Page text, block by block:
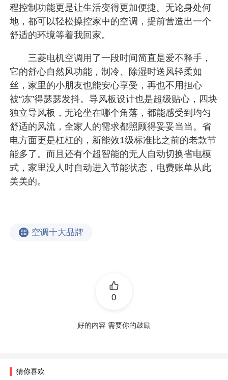
程控制功能更是让生活变得更加便捷。无论身处何
地，都可以轻松操控家中的空调，提前营造出一个
舒适的环境等着我回家。
三菱电机空调用了一段时间简直是爱不释手，
它的舒心自然风功能，制冷、除湿时送风轻柔如
丝，家里的小朋友也能安心享受，再也不用担心
被“冻”得瑟瑟发抖。导风板设计也是超级贴心，四块
独立导风板，无论坐在哪个角落，都能感受到均匀
舒适的风流，全家人的需求都照顾得妥妥当当。省
电方面更是杠杠的，新能效1级标准比之前的老款节
能多了。而且还有个超智能的无人自动切换省电模
式，家里没人时自动进入节能状态，电费账单从此
美美的。
空调十大品牌
0
好的内容 需要你的鼓励
猜你喜欢